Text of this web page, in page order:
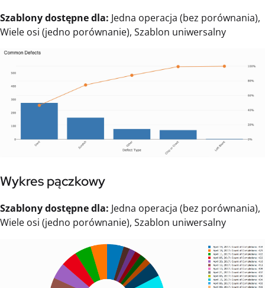
Szablony dostępne dla: Jedna operacja (bez porównania),
Wiele osi (jedno porównanie), Szablon uniwersalny
Wykres pączkowy
Szablony dostępne dla: Jedna operacja (bez porównania),
Wiele osi (jedno porównanie), Szablon uniwersalny